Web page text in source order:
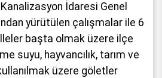
İdaresi Genel
yürütülen çalışmalar ile 6
başta olmak üzere ilçe
suyu, hayvancılık, tarım ve
üzere göletler